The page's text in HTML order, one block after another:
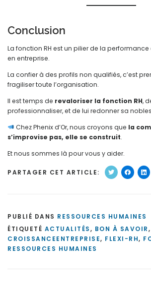
Conclusion
La fonction RH est un pilier de la
en entreprise.
La confier à des profils non qualifiés, c’est
fragiliser toute l’organisation.
Il est temps de revaloriser la fonction RH,
professionnaliser, et de lui redonner sa
Chez Phenix d’Or, nous croyons que la
s’improvise pas, elle se construit.
Et nous sommes là pour vous y aider.
PARTAGER CET ARTICLE:
PUBLIÉ DANS RESSOURCES HUMAINES
ÉTIQUETÉ ACTUALITÉS, BON À SAVOIR,
CROISSANCEENTREPRISE, FLEXI-RH,
RESSOURCES HUMAINES